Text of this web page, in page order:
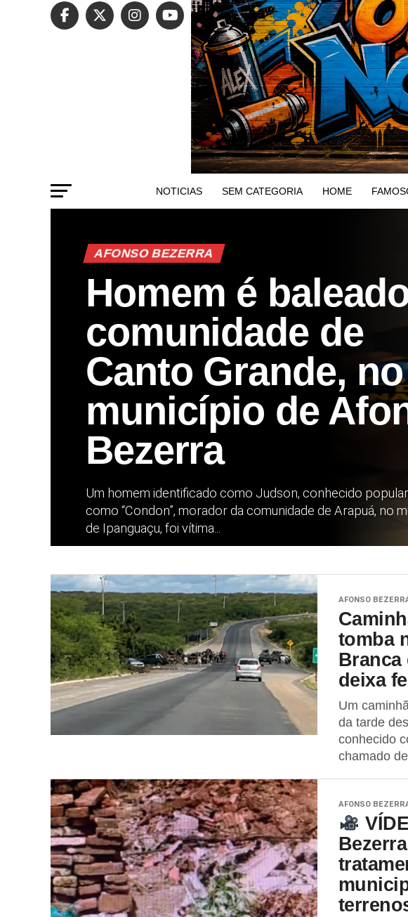
NOTICIAS SEM CATEGORIA HOME
AFONSO BEZERRA
Homem é
comunidade de
Canto Grande, no
município de
Bezerra
Um homem identificado como Judson, conhecido
como “Condon”, morador da comunidade de Arapuá, no
de Ipanguaçu, foi vítima...
AFONSO
tomba
Branca
deixa
Um
da tarde
conhecido
chamado
AFONSO